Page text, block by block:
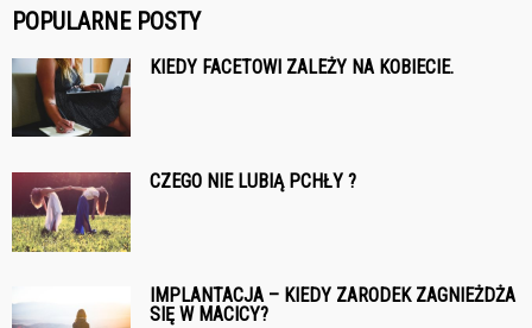
POPULARNE POSTY
KIEDY FACETOWI ZALEŻY NA KOBIECIE.
CZEGO NIE LUBIĄ PCHŁY ?
IMPLANTACJA – KIEDY ZARODEK ZAGNIEŻDŻA
SIĘ W MACICY?